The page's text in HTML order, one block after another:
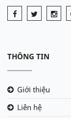
THÔNG TIN
Giới thiệu
Liên hệ